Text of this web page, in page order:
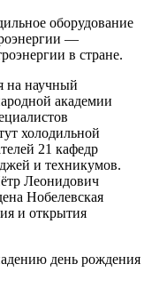
оборудование
—
в стране.
на научный
академии
холодильной
21 кафедр
и техникумов.
Леонидович
Нобелевская
и открытия
день рождения